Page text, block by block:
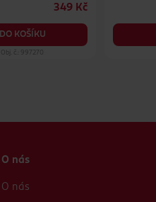
349 Kč
DO KOŠÍKU
Obj. č.: 997270
O nás
O nás